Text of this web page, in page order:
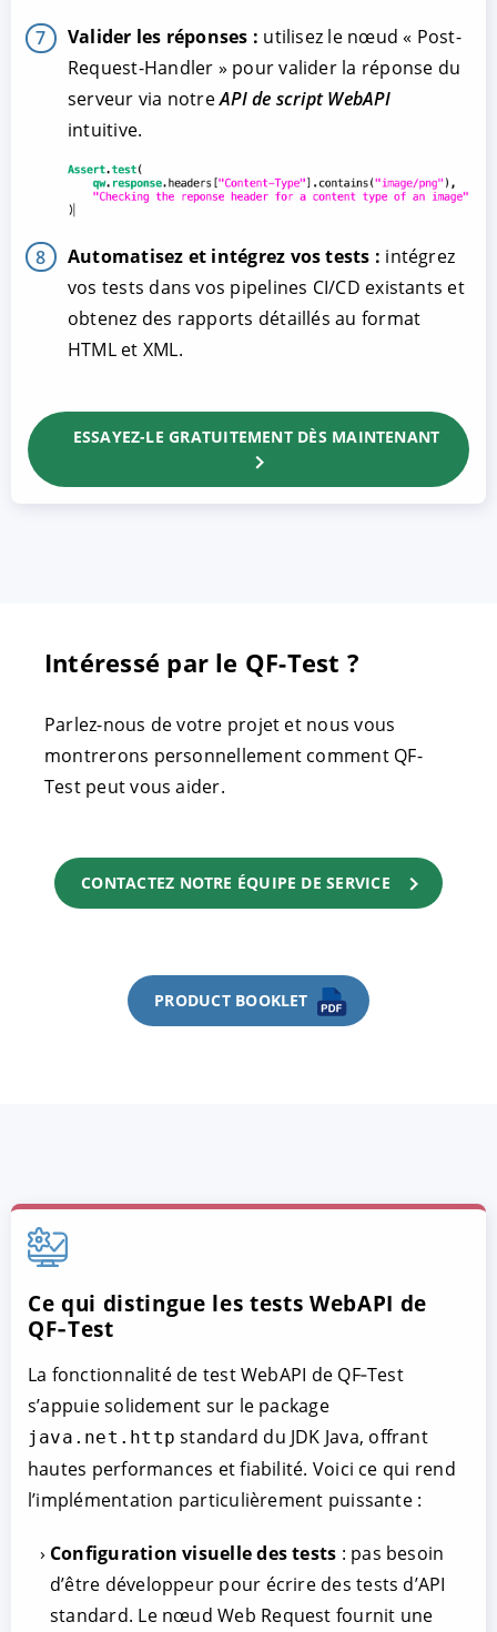
Valider les réponses : utilisez le nœud « Post-
Request-Handler » pour valider la réponse du
serveur via notreAPI de script WebAPI
intuitive.
Automatisez et intégrez vos tests : intégrez
vos tests dans vos pipelines CI/CD existants et
obtenez des rapports détaillés au format
HTML et XML.
ESSAYEZ-LE GRATUITEMENT DÈS MAINTENANT
Intéressé par le QF-Test ?
Parlez-nous de votre projet et nous vous
montrerons personnellement comment QF-
Test peut vous aider.
CONTACTEZ NOTRE ÉQUIPE DE SERVICE
PRODUCT BOOKLET
Ce qui distingue les tests WebAPI de
QF‑Test
La fonctionnalité de test WebAPI de QF‑Test
s’appuie solidement sur le package
java.net.http standard du JDK Java, offrant
hautes performances et fiabilité. Voici ce qui rend
l’implémentation particulièrement puissante :
Configuration visuelle des tests : pas besoin
d’être développeur pour écrire des tests d’API
standard. Le nœud Web Request fournit une